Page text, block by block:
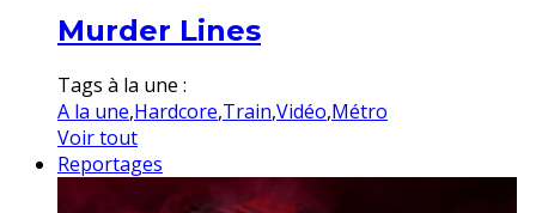
Murder Lines
Tags à la une :
A la une,Hardcore,Train,Vidéo,Métro
Voir tout
Reportages